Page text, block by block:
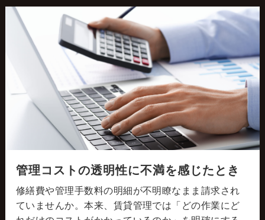
管理コストの透明性に不満を感じたとき
修繕費や管理手数料の明細が不明瞭なまま請求され
ていませんか。本来、賃貸管理では「どの作業にど